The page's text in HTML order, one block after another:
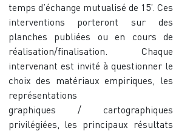
temps d’échange mutualisé de 15’. Ces
interventions porteront sur des
planches publiées ou en cours de
réalisation/finalisation. Chaque
intervenant est invité à questionner le
choix des matériaux empiriques, les
représentations
graphiques / cartographiques
privilégiées, les principaux résultats